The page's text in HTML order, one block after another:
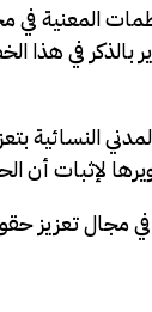
المعنية
بالذكر في
النسائية
لإثبات أن